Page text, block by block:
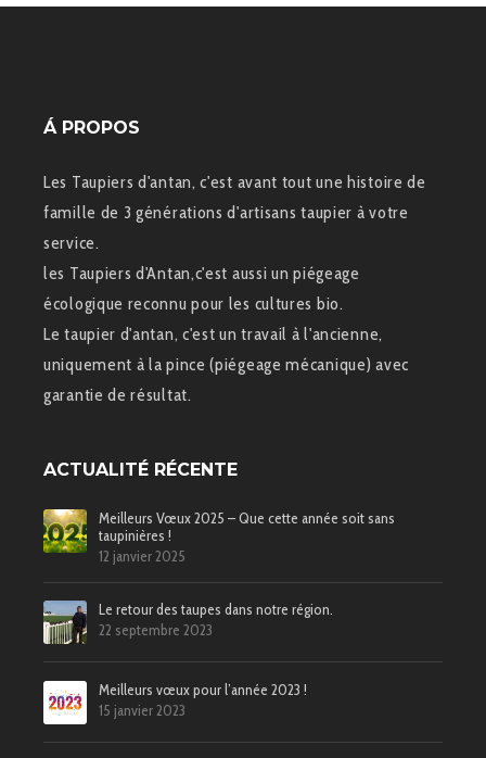
Á PROPOS
Les Taupiers d'antan, c'est avant tout une histoire de
famille de 3 générations d'artisans taupier à votre
service.
les Taupiers d'Antan,c'est aussi un piégeage
écologique reconnu pour les cultures bio.
Le taupier d'antan, c'est un travail à l'ancienne,
uniquement à la pince (piégeage mécanique) avec
garantie de résultat.
ACTUALITÉ RÉCENTE
Meilleurs Vœux 2025 – Que cette année soit sans
taupinières !
12 janvier 2025
Le retour des taupes dans notre région.
22 septembre 2023
Meilleurs vœux pour l’année 2023 !
15 janvier 2023